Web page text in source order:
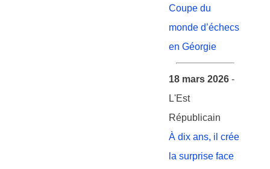
Coupe du
monde d’échecs
en Géorgie
18 mars 2026 -
L'Est
Républicain
À dix ans, il crée
la surprise face